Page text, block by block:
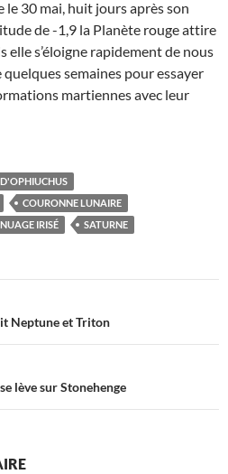
le 30 mai, huit jours après son
de -1,9 la Planète rouge attire
elle s’éloigne rapidement de nous
semaines pour essayer
martiennes avec leur
COURONNE LUNAIRE
NUAGE IRISÉ SATURNE
Neptune et Triton
lève sur Stonehenge